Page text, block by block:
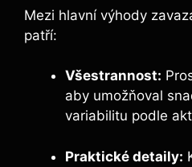
Mezi hlavní výhody
patří:
Všestrannost:
aby umožňoval
variabilitu podle
Praktické detaily: